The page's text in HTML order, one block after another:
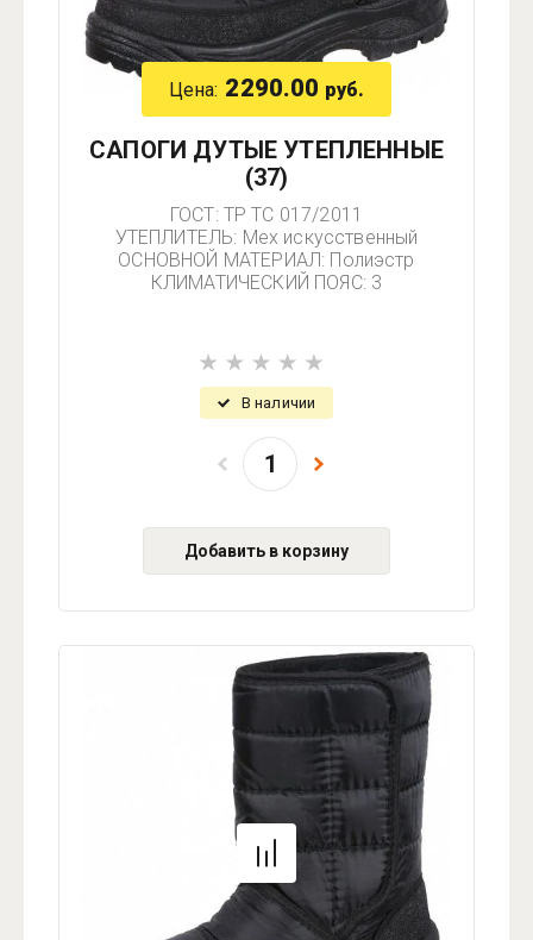
Цена: 2290.00 руб.
САПОГИ ДУТЫЕ УТЕПЛЕННЫЕ
(37)
ГОСТ: ТР ТС 017/2011
УТЕПЛИТЕЛЬ: Мех искусственный
ОСНОВНОЙ МАТЕРИАЛ: Полиэстр
КЛИМАТИЧЕСКИЙ ПОЯС: 3
В наличии
Добавить в корзину